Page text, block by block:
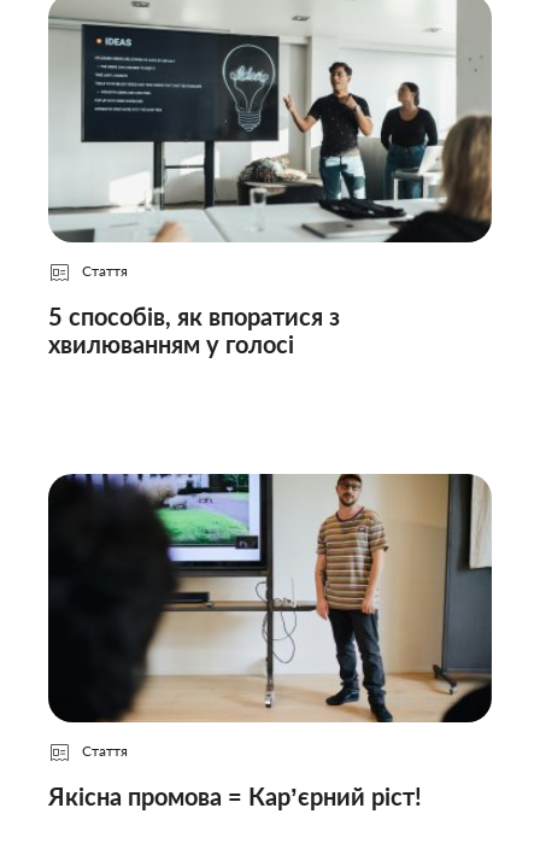
Стаття
5 способів, як впоратися з
хвилюванням у голосі
Стаття
Якісна промова = Карʼєрний ріст!